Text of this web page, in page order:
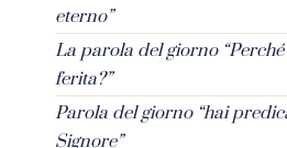
eterno”
La parola del giorno
ferita?”
Parola del giorno “hai
Signore”